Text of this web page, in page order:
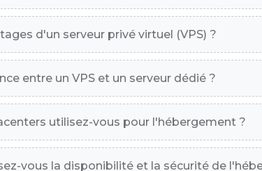
d'un serveur privé virtuel (VPS) ?
entre un VPS et un serveur dédié ?
utilisez-vous pour l'hébergement ?
vous la disponibilité et la sécurité de